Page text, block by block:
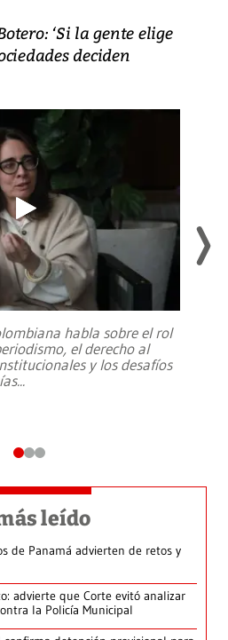
‘Si la gente elige
deciden
habla sobre el rol
el derecho al
y los desafíos
...
leído
de Panamá advierten de retos y
advierte que Corte evitó analizar
la Policía Municipal